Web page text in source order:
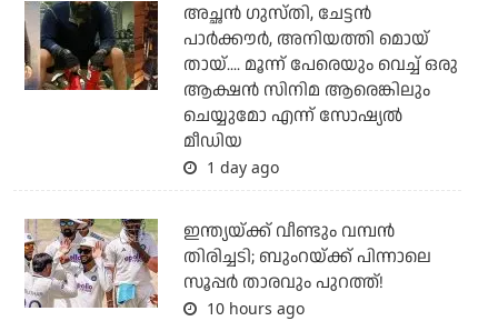
അച്ഛന്‍ ഗുസ്തി, ചേട്ടന്‍
പാര്‍ക്കൗര്‍, അനിയത്തി മൊയ്
തായ്.... മൂന്ന് പേരെയും വെച്ച് ഒരു
ആക്ഷന്‍ സിനിമ ആരെങ്കിലും
ചെയ്യുമോ എന്ന് സോഷ്യല്‍
മീഡിയ
1 day ago
ഇന്ത്യയ്ക്ക് വീണ്ടും വമ്പന്‍
തിരിച്ചടി; ബുംറയ്ക്ക് പിന്നാലെ
സൂപ്പര്‍ താരവും പുറത്ത്!
10 hours ago